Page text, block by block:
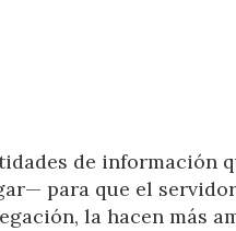
de información
para que el
la hacen más